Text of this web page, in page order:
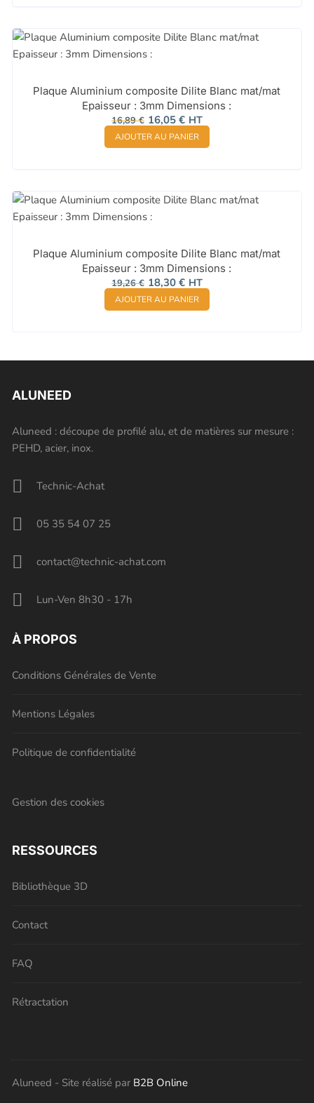
Plaque Aluminium composite Dilite Blanc mat/mat
Epaisseur : 3mm Dimensions :
16,89€ Le
prix
initial
était :
16,05 €Le
prix
actuel
est :
HT
AJOUTER AU PANIER
Plaque Aluminium composite Dilite Blanc mat/mat
Epaisseur : 3mm Dimensions :
19,26€ Le
prix
initial
était :
18,30 €Le
prix
actuel
est :
HT
AJOUTER AU PANIER
ALUNEED
Aluneed : découpe de profilé alu, et de matières sur mesure :
PEHD, acier, inox.
Technic-Achat
05 35 54 07 25
contact@technic-achat.com
Lun-Ven 8h30 - 17h
À PROPOS
Conditions Générales de Vente
Mentions Légales
Politique de confidentialité
Gestion des cookies
RESSOURCES
Bibliothèque 3D
Contact
FAQ
Rétractation
Aluneed - Site réalisé par B2B Online